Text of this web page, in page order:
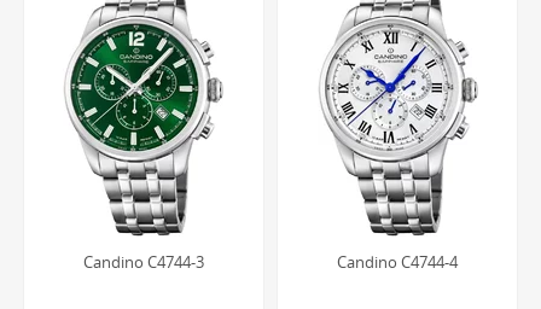
Candino C4744-3 Candino C4744-4